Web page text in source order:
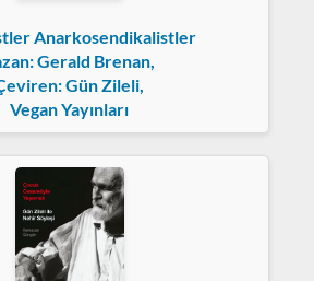
Anarkosendikalistler
Gerald Brenan,
Gün Zileli,
Vegan Yayınları